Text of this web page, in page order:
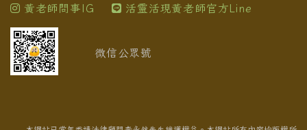
黃老師問事IG
活靈活現黃老師官方Line
微信公眾號